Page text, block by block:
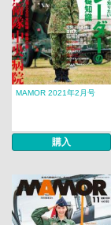
MAMOR 2021年2月号
購入